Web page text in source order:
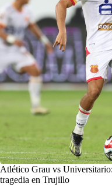
Atlético Grau vs
tragedia en Trujillo